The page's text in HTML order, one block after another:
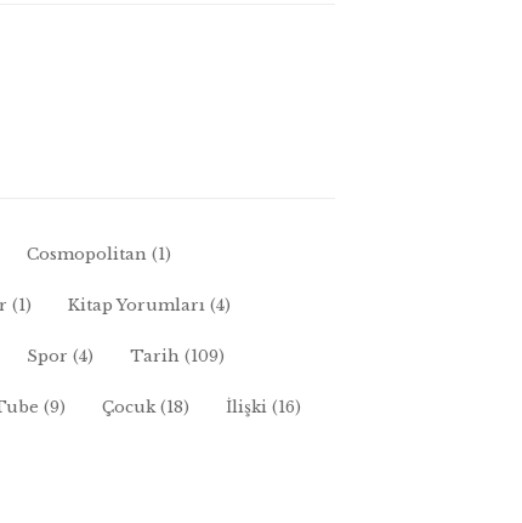
Cosmopolitan (1)
(1) Kitap Yorumları (4)
Spor (4) Tarih (109)
(9) Çocuk(18) İlişki (16)